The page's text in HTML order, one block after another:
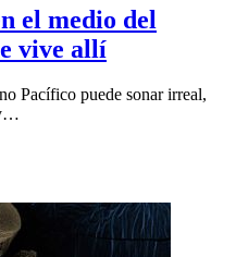
el medio del
vive allí
Pacífico puede sonar irreal,